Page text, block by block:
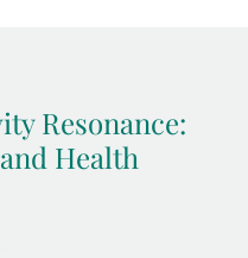
Resonance:
Health